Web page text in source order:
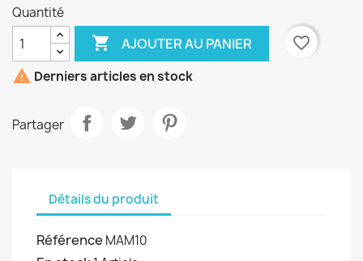
Quantité
 AJOUTER AU PANIER
favorite_border
 Derniers articles en stock
Partager
Détails du produit
Référence MAM10